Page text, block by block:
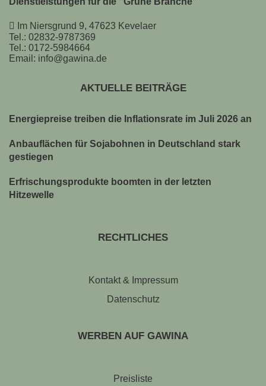
Im Niersgrund 9, 47623 Kevelaer
Tel.: 02832-9787369
Tel.: 0172-5984664
Email: info@gawina.de
AKTUELLE BEITRÄGE
Energiepreise treiben die Inflationsrate im Juli 2026 an
Anbauflächen für Sojabohnen in Deutschland stark
gestiegen
Erfrischungsprodukte boomten in der letzten
Hitzewelle
RECHTLICHES
Kontakt & Impressum
Datenschutz
WERBEN AUF GAWINA
Preisliste